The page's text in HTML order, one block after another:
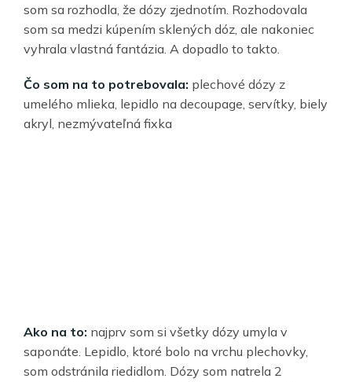
som sa rozhodla, že dózy zjednotím. Rozhodovala
som sa medzi kúpením sklených dóz, ale nakoniec
vyhrala vlastná fantázia. A dopadlo to takto.
Čo som na to potrebovala: plechové dózy z
umelého mlieka, lepidlo na decoupage, servítky, biely
akryl, nezmývateľná fixka
Ako na to: najprv som si všetky dózy umyla v
saponáte. Lepidlo, ktoré bolo na vrchu plechovky,
som odstránila riedidlom. Dózy som natrela 2